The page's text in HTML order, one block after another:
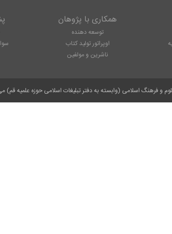
همکاری با پژوهان
توسعه دهنده
اوپراتور تولید کتاب
ناشرین و مولفین
و فرهنگ اسلامی (وابسته به دفتر تبلیغات اسلامی حوزه علمیه قم)